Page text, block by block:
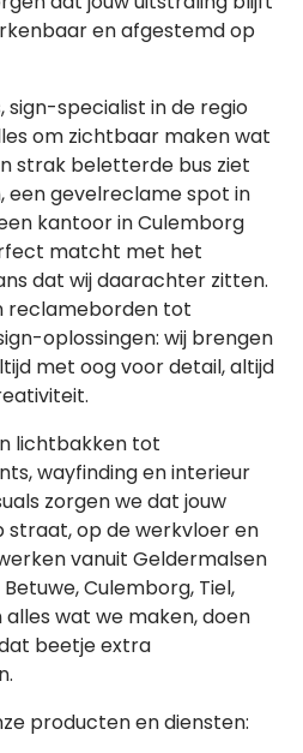
en afgestemd op
sign-specialist in de regio
om zichtbaar maken wat
strak beletterde bus ziet
een gevelreclame spot in
kantoor in Culemborg
matcht met het
dat wij daarachter zitten.
reclameborden tot
oplossingen: wij brengen
met oog voor detail, altijd
lichtbakken tot
wayfinding en interieur
zorgen we dat jouw
straat, op de werkvloer en
vanuit Geldermalsen
Culemborg, Tiel,
alles wat we maken, doen
beetje extra
producten en diensten: